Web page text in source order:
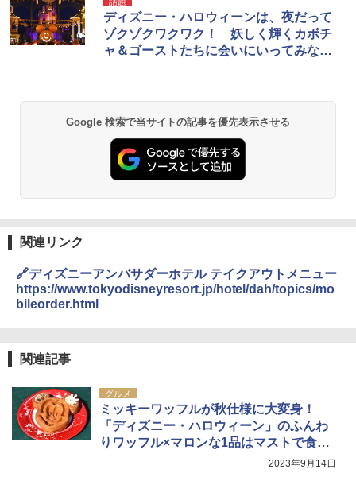
ディズニー・ハロウィーンは、夜だって
ゾクゾクワクワク！ 妖しく輝くカボチ
ャ＆ゴーストたちに会いにいってみな
Google 検索で当サイトの記事を優先表示させる
関連リンク
🔗ディズニーアンバサダーホテル テイクアウトメニュー
https://www.tokyodisneyresort.jp/hotel/dah/topics/mo
bileorder.html
関連記事
グルメ
ミッキーワッフルが秋仕様に大変身！
「ディズニー・ハロウィーン」のふんわ
りワッフル×マロンな1品はマストで食べ
2023年9月14日